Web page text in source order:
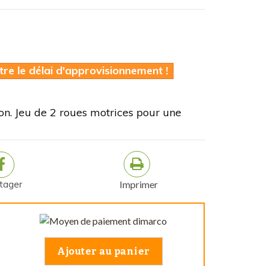
le délai d'approvisionnement !
Jeu de 2 roues motrices pour une
Imprimer
Ajouter au panier